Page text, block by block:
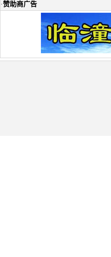
·赞助商广告